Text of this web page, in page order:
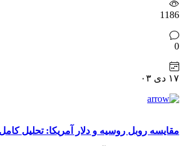
1186
0
۱۷ دی ۰۳
مقایسه روبل روسیه و دلار آمریکا: تحلیل